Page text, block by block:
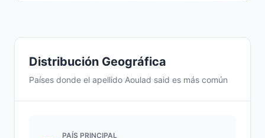
Distribución Geográfica
Países donde el apellido Aoulad said es más común
PAÍS PRINCIPAL